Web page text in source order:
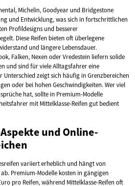
Michelin, Goodyear und Bridgestone
und Entwicklung, was sich in fortschrittlichen
Profildesigns und besserer
Diese Reifen bieten oft überlegene
und längere Lebensdauer.
Falken, Nexen oder Vredestein liefern solide
und sind für viele Alltagsfahrer eine
zeigt sich häufig in Grenzbereichen
oder bei hohen Geschwindigkeiten. Wer viel
hat, sollte in Premium-Modelle
mit Mittelklasse-Reifen gut bedient
und Online-
variiert erheblich und hängt von
Premium-Modelle kosten in gängigen
pro Reifen, während Mittelklasse-Reifen oft